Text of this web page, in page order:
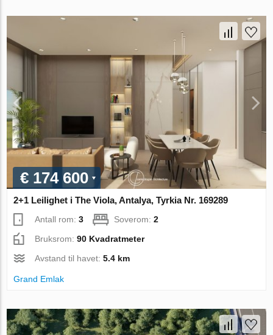
€ 174 600
2+1 Leilighet i The Viola, Antalya, Tyrkia Nr. 169289
Antall rom:3 Soverom:2
Bruksrom:90 Kvadratmeter
Avstand til havet:5.4 km
Grand Emlak